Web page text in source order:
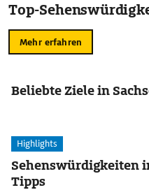
Top-
Mehr erfahren
Beliebte Ziele in
Highlights
Sehenswürdigkeiten
Tipps